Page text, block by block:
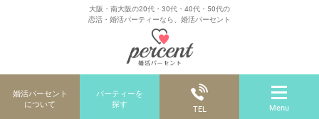
大阪・南大阪の20代・30代・40代・50代の
恋活・婚活パーティーなら、婚活パーセント
婚活パーセント
について
パーティーを
探す
TEL Menu